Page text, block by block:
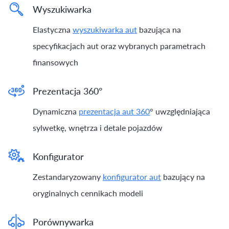
Wyszukiwarka
Elastyczna wyszukiwarka aut bazująca na
specyfikacjach aut oraz wybranych parametrach
finansowych
Prezentacja 360°
Dynamiczna prezentacja aut 360° uwzględniająca
sylwetkę, wnętrza i detale pojazdów
Konfigurator
Zestandaryzowany konfigurator aut bazujący na
oryginalnych cennikach modeli
Porównywarka